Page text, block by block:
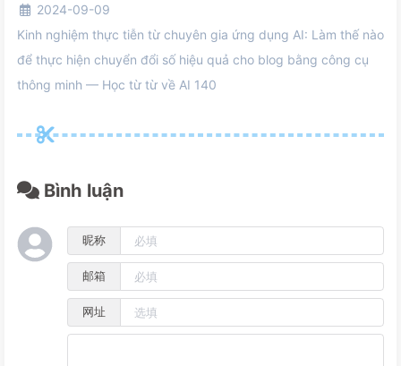
2024-09-09
Kinh nghiệm thực tiễn từ chuyên gia ứng dụng AI: Làm thế nào
để thực hiện chuyển đổi số hiệu quả cho blog bằng công cụ
thông minh — Học từ từ về AI 140
Bình luận
昵称
邮箱
网址